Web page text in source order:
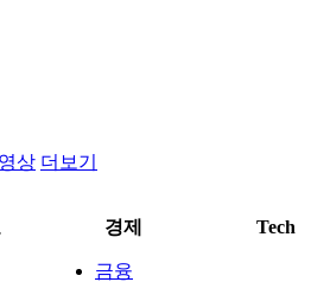
상 더보기
경제 Tech
금융